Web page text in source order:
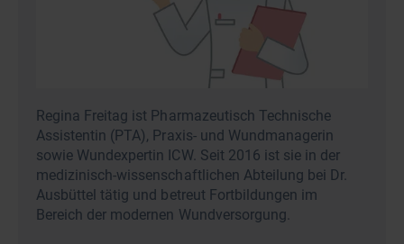
Regina Freitag ist Pharmazeutisch Technische
Assistentin (PTA), Praxis- und Wundmanagerin
sowie Wundexpertin ICW. Seit 2016 ist sie in der
medizinisch-wissenschaftlichen Abteilung bei Dr.
Ausbüttel tätig und betreut Fortbildungen im
Bereich der modernen Wundversorgung.